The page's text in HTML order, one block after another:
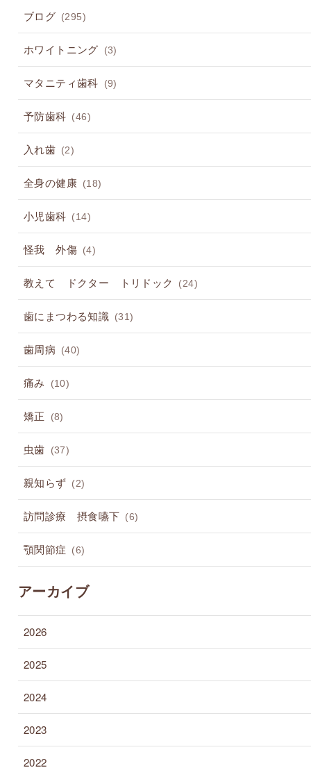
ブログ (295)
ホワイトニング (3)
マタニティ歯科 (9)
予防歯科 (46)
入れ歯 (2)
全身の健康 (18)
小児歯科 (14)
怪我 外傷 (4)
教えて ドクター トリドック (24)
歯にまつわる知識 (31)
歯周病 (40)
痛み (10)
矯正 (8)
虫歯 (37)
親知らず (2)
訪問診療 摂食嚥下 (6)
顎関節症 (6)
アーカイブ
2026
2025
2024
2023
2022